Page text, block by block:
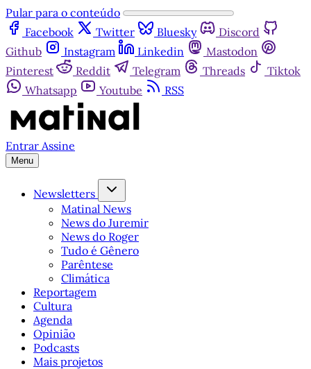
Pular para o conteúdo
Facebook
Twitter Bluesky
Discord
Github
Instagram Linkedin
Mastodon
Pinterest
Reddit Telegram Threads
Tiktok
Whatsapp
Youtube RSS
Entrar Assine
Menu
Newsletters
Matinal News
News do Juremir
News do Roger
Tudo é Gênero
Parêntese
Climática
Reportagem
Cultura
Agenda
Opinião
Podcasts
Mais projetos